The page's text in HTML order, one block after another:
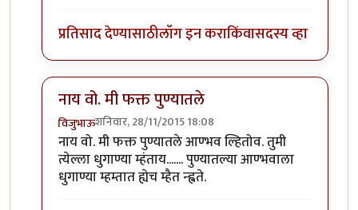
प्रतिसाद देण्यासाठीलॉग इन कराकिंवासदस्य व्हा
नाय वो. मी फक्त पुण्यातले
विजुभाऊशनिवार, 28/11/2015 18:08
In reply toच्छ्याbyनाखु
नाय वो. मी फक्त पुण्यातले आण्भव ल्हितोव. तुमी
त्येल्ला धुगाण्या म्हंताय....... पुण्यातल्या आण्भवाला
धुगाण्या म्हम्तात ह्येच म्हैत न्ह्वते.